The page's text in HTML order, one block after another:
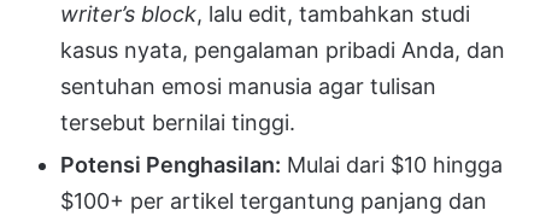
writer’s block, lalu edit, tambahkan studi
kasus nyata, pengalaman pribadi Anda, dan
sentuhan emosi manusia agar tulisan
tersebut bernilai tinggi.
Potensi Penghasilan: Mulai dari $10 hingga
$100+ per artikel tergantung panjang dan